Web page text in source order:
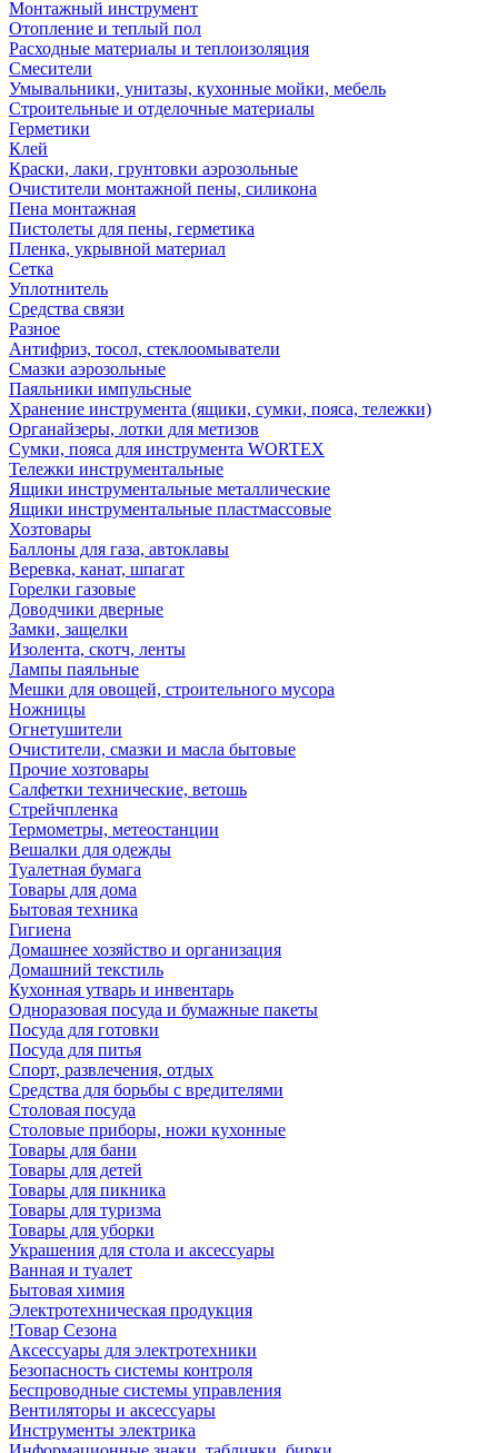
Монтажный инструмент
Отопление и теплый пол
Расходные материалы и теплоизоляция
Смесители
Умывальники, унитазы, кухонные мойки, мебель
Строительные и отделочные материалы
Герметики
Клей
Краски, лаки, грунтовки аэрозольные
Очистители монтажной пены, силикона
Пена монтажная
Пистолеты для пены, герметика
Пленка, укрывной материал
Сетка
Уплотнитель
Средства связи
Разное
Антифриз, тосол, стеклоомыватели
Смазки аэрозольные
Паяльники импульсные
Хранение инструмента (ящики, сумки, пояса, тележки)
Органайзеры, лотки для метизов
Сумки, пояса для инструмента WORTEX
Тележки инструментальные
Ящики инструментальные металлические
Ящики инструментальные пластмассовые
Хозтовары
Баллоны для газа, автоклавы
Веревка, канат, шпагат
Горелки газовые
Доводчики дверные
Замки, защелки
Изолента, скотч, ленты
Лампы паяльные
Мешки для овощей, строительного мусора
Ножницы
Огнетушители
Очистители, смазки и масла бытовые
Прочие хозтовары
Салфетки технические, ветошь
Стрейчпленка
Термометры, метеостанции
Вешалки для одежды
Туалетная бумага
Товары для дома
Бытовая техника
Гигиена
Домашнее хозяйство и организация
Домашний текстиль
Кухонная утварь и инвентарь
Одноразовая посуда и бумажные пакеты
Посуда для готовки
Посуда для питья
Спорт, развлечения, отдых
Средства для борьбы с вредителями
Столовая посуда
Столовые приборы, ножи кухонные
Товары для бани
Товары для детей
Товары для пикника
Товары для туризма
Товары для уборки
Украшения для стола и аксессуары
Ванная и туалет
Бытовая химия
Электротехническая продукция
!Товар Сезона
Аксессуары для электротехники
Безопасность системы контроля
Беспроводные системы управления
Вентиляторы и аксессуары
Инструменты электрика